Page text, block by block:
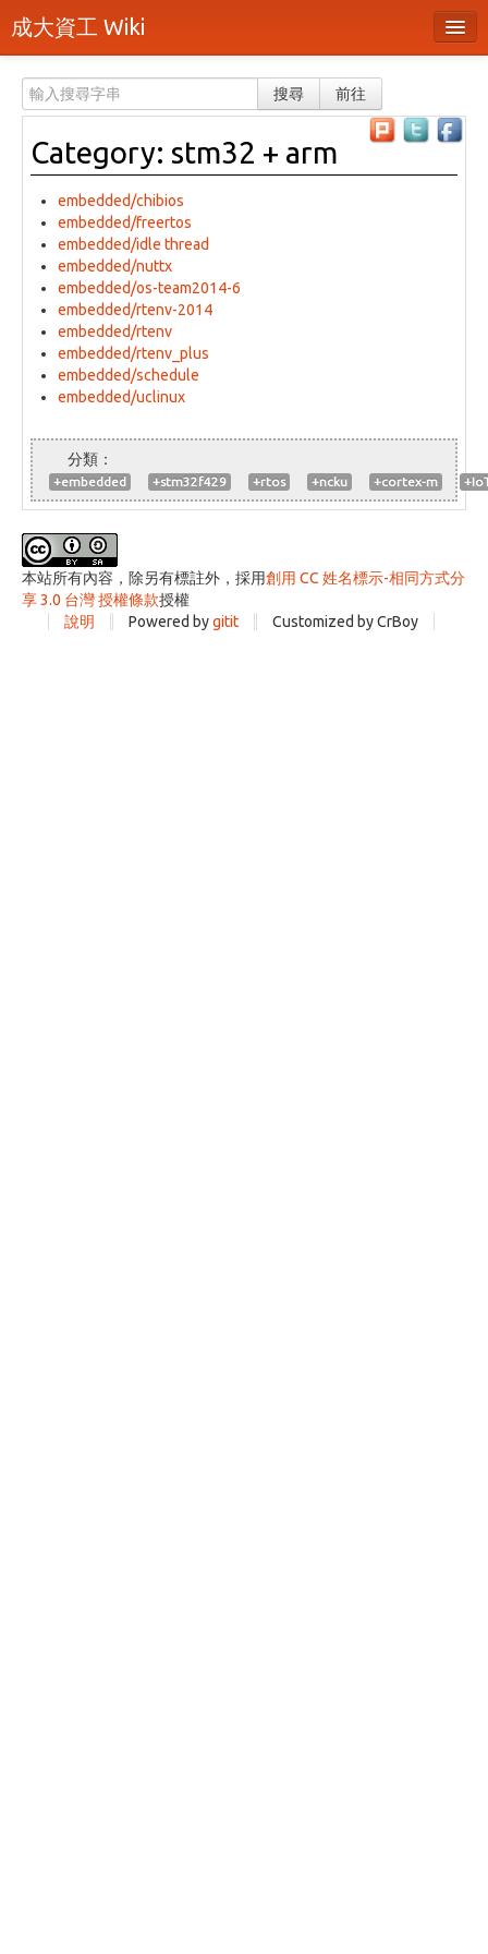
成大資工 Wiki
分類
隨機頁面
最近活動
上傳檔案
登入 / 註冊帳號
搜尋 前往
Category: stm32 + arm
embedded/chibios
embedded/freertos
embedded/idle thread
embedded/nuttx
embedded/os-team2014-6
embedded/rtenv-2014
embedded/rtenv
embedded/rtenv_plus
embedded/schedule
embedded/uclinux
+embedded +stm32f429 +rtos +ncku +cortex-m
本站所有內容，除另有標註外，採用創用 CC 姓名標示-相同方式分
享 3.0 台灣 授權條款授權
說明
Powered bygitit Customized by CrBoy